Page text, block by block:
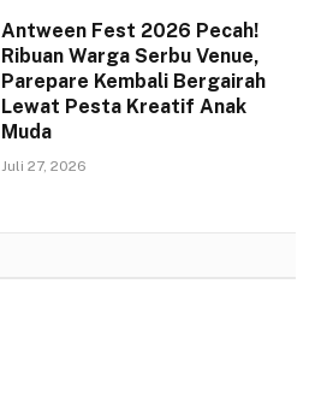
Antween Fest 2026 Pecah!
Ribuan Warga Serbu Venue,
Parepare Kembali Bergairah
Lewat Pesta Kreatif Anak
Muda
Juli 27, 2026